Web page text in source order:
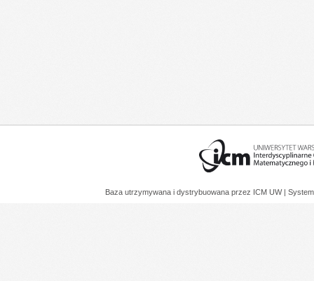
Baza utrzymywana i dystrybuowana przez ICM UW |